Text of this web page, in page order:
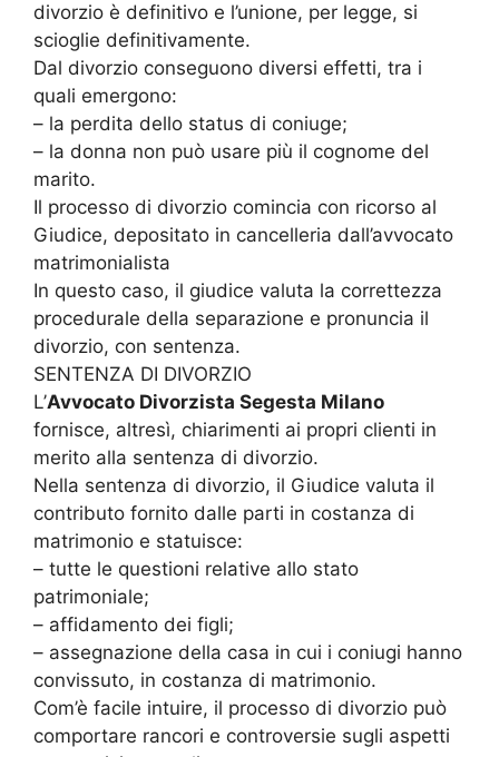
divorzio è definitivo e l’unione, per legge, si
scioglie definitivamente.
Dal divorzio conseguono diversi effetti, tra i
quali emergono:
– la perdita dello status di coniuge;
– la donna non può usare più il cognome del
marito.
Il processo di divorzio comincia con ricorso al
Giudice, depositato in cancelleria dall’avvocato
matrimonialista
In questo caso, il giudice valuta la correttezza
procedurale della separazione e pronuncia il
divorzio, con sentenza.
SENTENZA DI DIVORZIO
L’Avvocato Divorzista Segesta Milano
fornisce, altresì, chiarimenti ai propri clienti in
merito alla sentenza di divorzio.
Nella sentenza di divorzio, il Giudice valuta il
contributo fornito dalle parti in costanza di
matrimonio e statuisce:
– tutte le questioni relative allo stato
patrimoniale;
– affidamento dei figli;
– assegnazione della casa in cui i coniugi hanno
convissuto, in costanza di matrimonio.
Com’è facile intuire, il processo di divorzio può
comportare rancori e controversie sugli aspetti